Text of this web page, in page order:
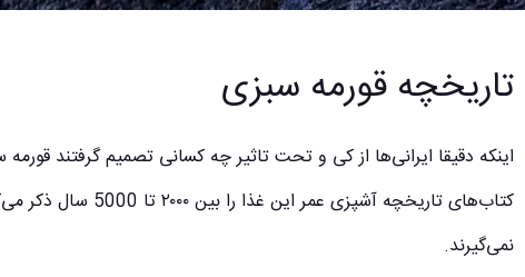
تاریخچه قورمه ‌سبزی
اینکه دقیقا ایرانی‌ها از کی و تحت تاثیر چه کسانی تصمیم گرفتند
کتاب‌های تاریخچه
نمی‌گیرند.